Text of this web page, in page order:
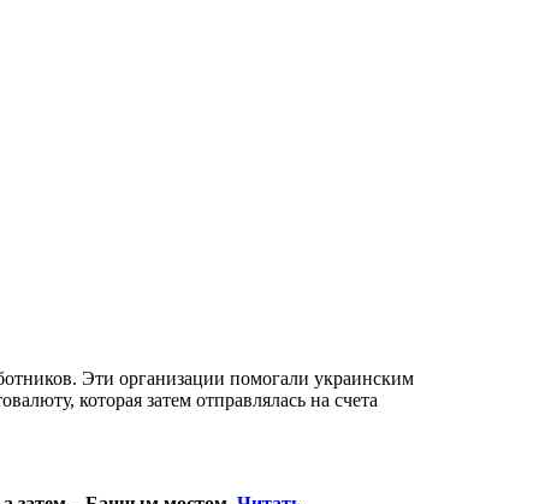
Эти организации помогали украинским
которая затем отправлялась на счета